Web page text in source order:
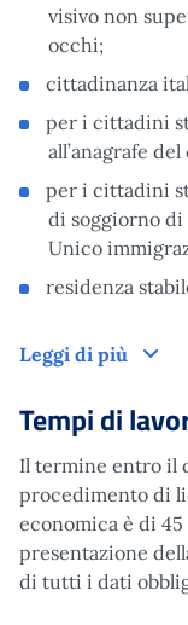
visivo non
occhi;
cittadinanza
per i cittadini
all’anagrafe
per i cittadini
di soggiorno di
Unico
residenza
Leggi di più
Tempi di
Il termine entro il
procedimento di
economica è di
presentazione
di tutti i dati